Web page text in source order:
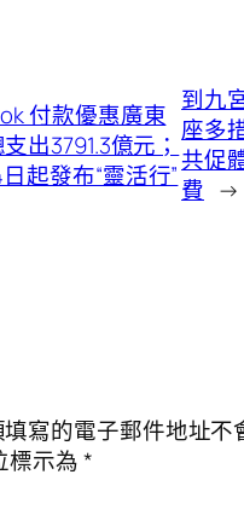
付款優惠廣東
出3791.3億元；
起發布“靈活行”
到九
座多
共促
費 →
寫的電子郵件地址不
標示為*